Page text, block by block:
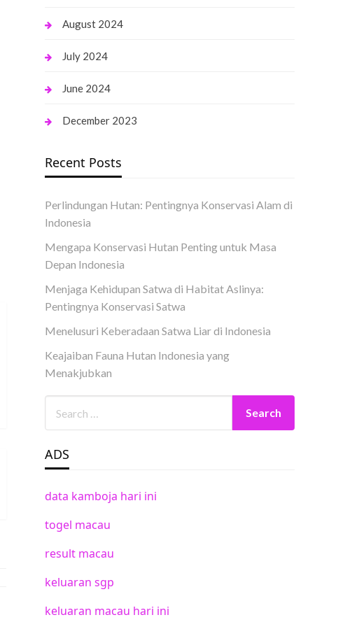
August 2024
July 2024
June 2024
December 2023
Recent Posts
Perlindungan Hutan: Pentingnya Konservasi Alam di
Indonesia
Mengapa Konservasi Hutan Penting untuk Masa
Depan Indonesia
Menjaga Kehidupan Satwa di Habitat Aslinya:
Pentingnya Konservasi Satwa
Menelusuri Keberadaan Satwa Liar di Indonesia
Keajaiban Fauna Hutan Indonesia yang
Menakjubkan
ADS
data kamboja hari ini
togel macau
result macau
keluaran sgp
keluaran macau hari ini